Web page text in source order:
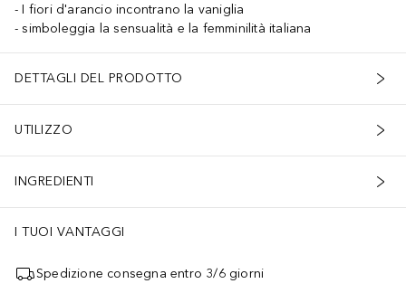
I fiori d'arancio incontrano la vaniglia
simboleggia la sensualità e la femminilità italiana
DETTAGLI DEL PRODOTTO
UTILIZZO
INGREDIENTI
I TUOI VANTAGGI
Spedizione consegna entro 3/6 giorni